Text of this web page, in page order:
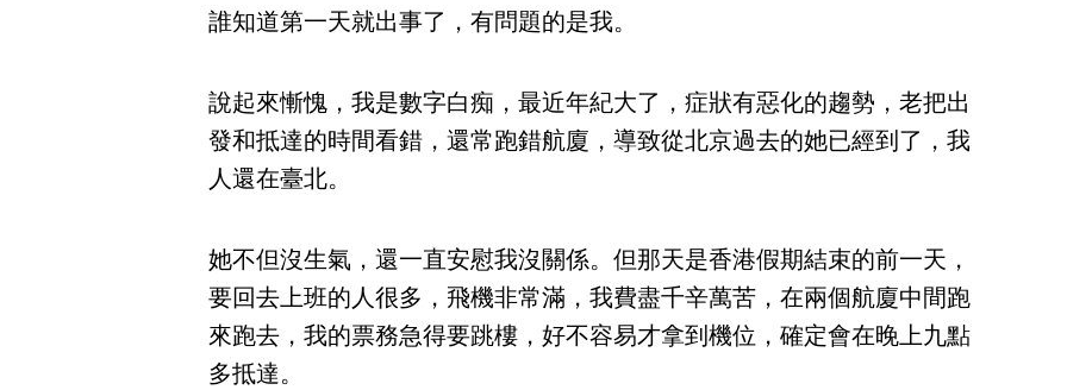
誰知道第一天就出事了，有問題的是我。
說起來慚愧，我是數字白痴，最近年紀大了，症狀有惡化的趨勢，老把出
發和抵達的時間看錯，還常跑錯航廈，導致從北京過去的她已經到了，我
人還在臺北。
她不但沒生氣，還一直安慰我沒關係。但那天是香港假期結束的前一天，
要回去上班的人很多，飛機非常滿，我費盡千辛萬苦，在兩個航廈中間跑
來跑去，我的票務急得要跳樓，好不容易才拿到機位，確定會在晚上九點
多抵達。